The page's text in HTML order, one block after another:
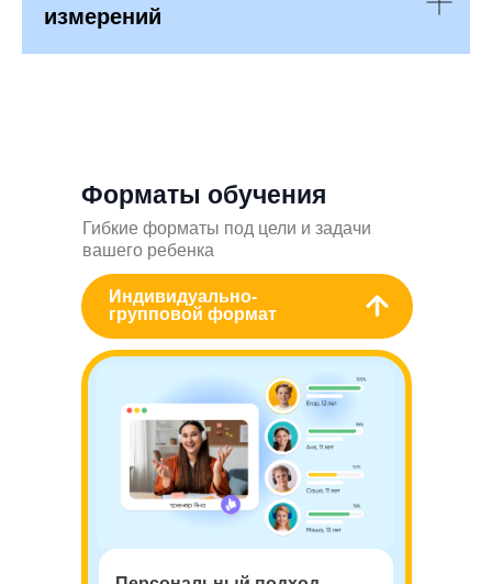
измерений
Форматы обучения
Гибкие форматы под цели и задачи
вашего ребенка
Индивидуально-
групповой формат